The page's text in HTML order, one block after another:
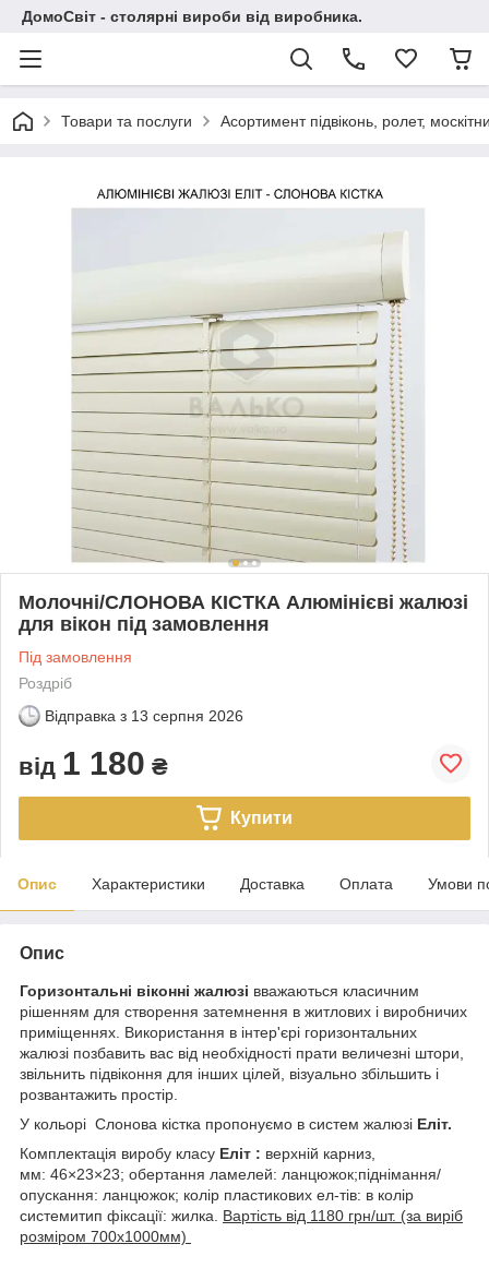
ДомоСвіт - столярні вироби від виробника.
Товари та послуги Асортимент підвіконь, ролет,
Молочні/СЛОНОВА КІСТКА Алюмінієві жалюзі
для вікон під замовлення
Під замовлення
Роздріб
Відправка з 13 серпня 2026
від 1 180 ₴
Купити
Опис Характеристики Доставка Оплата Умови
Опис
Горизонтальні віконні жалюзі вважаються класичним
рішенням для створення затемнення в житлових і виробничих
приміщеннях. Використання в інтер'єрі горизонтальних
жалюзі позбавить вас від необхідності прати величезні штори,
звільнить підвіконня для інших цілей, візуально збільшить і
розвантажить простір.
У кольорі Слонова кістка пропонуємо в систем жалюзі Еліт.
Комплектація виробу класу Еліт : верхній карниз,
мм: 46×23×23; обертання ламелей: ланцюжок;піднімання/
опускання: ланцюжок; колір пластикових ел-тів: в колір
системитип фіксації: жилка. Вартість від 1180 грн/шт. (за виріб
розміром 700х1000мм)